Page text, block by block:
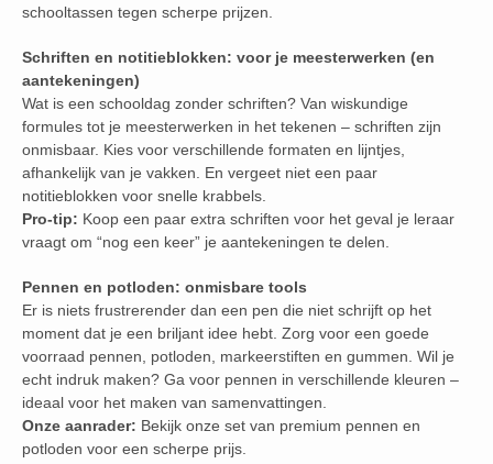
schooltassen tegen scherpe prijzen.
Schriften en notitieblokken: voor je meesterwerken (en
aantekeningen)
Wat is een schooldag zonder schriften? Van wiskundige
formules tot je meesterwerken in het tekenen – schriften zijn
onmisbaar. Kies voor verschillende formaten en lijntjes,
afhankelijk van je vakken. En vergeet niet een paar
notitieblokken voor snelle krabbels.
Pro-tip: Koop een paar extra schriften voor het geval je leraar
vraagt om “nog een keer” je aantekeningen te delen.
Pennen en potloden: onmisbare tools
Er is niets frustrerender dan een pen die niet schrijft op het
moment dat je een briljant idee hebt. Zorg voor een goede
voorraad pennen, potloden, markeerstiften en gummen. Wil je
echt indruk maken? Ga voor pennen in verschillende kleuren –
ideaal voor het maken van samenvattingen.
Onze aanrader: Bekijk onze set van premium pennen en
potloden voor een scherpe prijs.